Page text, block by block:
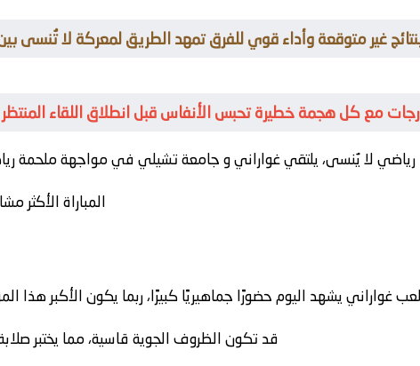
بنتائج غير متوقعة وأداء قوي للفرق تمهد الطريق لمعركة لا تُنسى
مع كل هجمة خطيرة تحبس الأنفاس قبل انطلاق اللقاء
لا يُنسى، يلتقيغوارانيوجامعة تشيلي
المباراة الأكثر
غواراني يشهد اليوم حضورًا جماهيريًا كبيرًا، ربما يكون الأكبر
قد تكون الظروف الجوية قاسية، مما يختبر